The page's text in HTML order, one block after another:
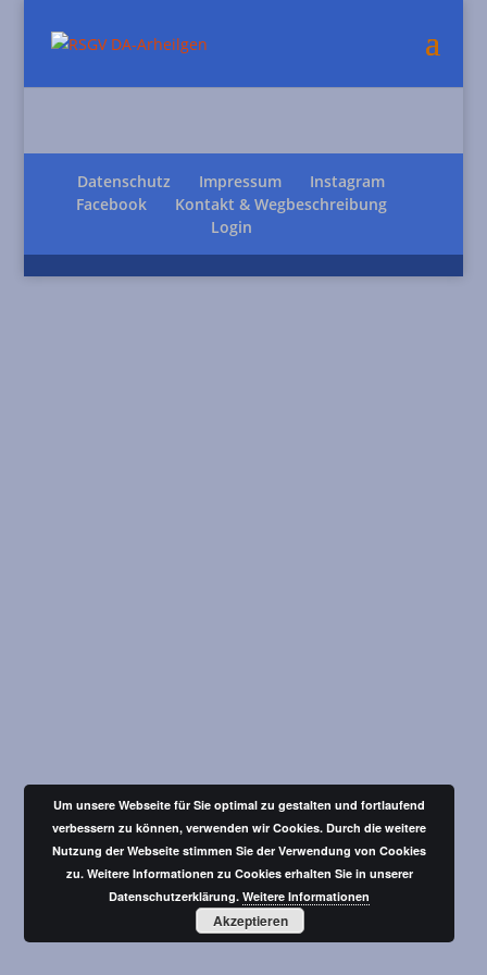
Datenschutz Impressum
Instagram
Facebook
Kontakt & Wegbeschreibung
Login
Um unsere Webseite für Sie optimal zu gestalten und fortlaufend
verbessern zu können, verwenden wir Cookies. Durch die weitere
Nutzung der Webseite stimmen Sie der Verwendung von Cookies
zu. Weitere Informationen zu Cookies erhalten Sie in unserer
Datenschutzerklärung.Weitere Informationen
Akzeptieren